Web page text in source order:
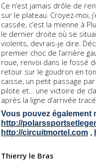
Ce n’est jamais drôle de
sur le plateau. Croyez-moi,
cassée, c’est la mienne à
le dernier droite où se
violents, devrais-je dire.
premier choc de l’arrière
roue, renvoi dans le fossé
retour sur le goudron en
caisse, un petit passage
pilote et… une victoire de
après la ligne d’arrivée
Vous pouvez également
http://
http://circuitmortel.com ,
Thierry le Bras